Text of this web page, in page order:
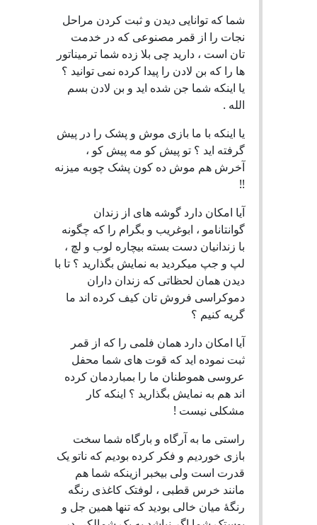
شما که توانایی دیدن و ثبت کردن مراحل
نجات را از قمر مصنوعی که در خدمت
تان است ، دارید چی بلا زده شما ترمیناتور
ها را که بن لادن را پیدا کرده نمی توانید ؟
یا اینکه شما جن شده اید و بن لادن بسم
الله .
یا اینکه با ما بازی موش و پشک را در پیش
گرفته اید ؟ تو پیش کو مه پیش کو ،
آخرش هم موش ده کون پشک چوبه میزنه
!!
آیا امکان دارد گوشه های از زندان
گوانتانامو ، ابوغریب و بگرام را که چگونه
با زندانیان دست بسته بیچاره لوب و لچ ،
لپ و جپ میکردید به نمایش بگذارید ؟ تا با
دیدن همان لحظاتی که زندان داران
دموکراسی فروش تان کیف کرده اند ما
گریه کنیم ؟
آیا امکان دارد همان فلمی را که از قمر
ثبت نموده اید که قوت های شما محفل
عروسی هموطنان ما را بمباردمان کرده
اند هم به نمایش بگذارید ؟ اینکه کار
مشکلی نیست !
راستی ما به آرگاه و بارگاه شما سخت
بازی خوردیم و فکر کرده بودیم که ناتو یک
قدرت است ولی بیخبر ازینکه شما هم
مانند خرس قطبی ، لوفتک کاغذی رنگه
رنگۀ میان خالی بودید که تنها همین جل و